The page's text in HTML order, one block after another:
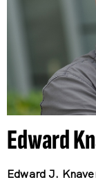
Edward
Edward J.